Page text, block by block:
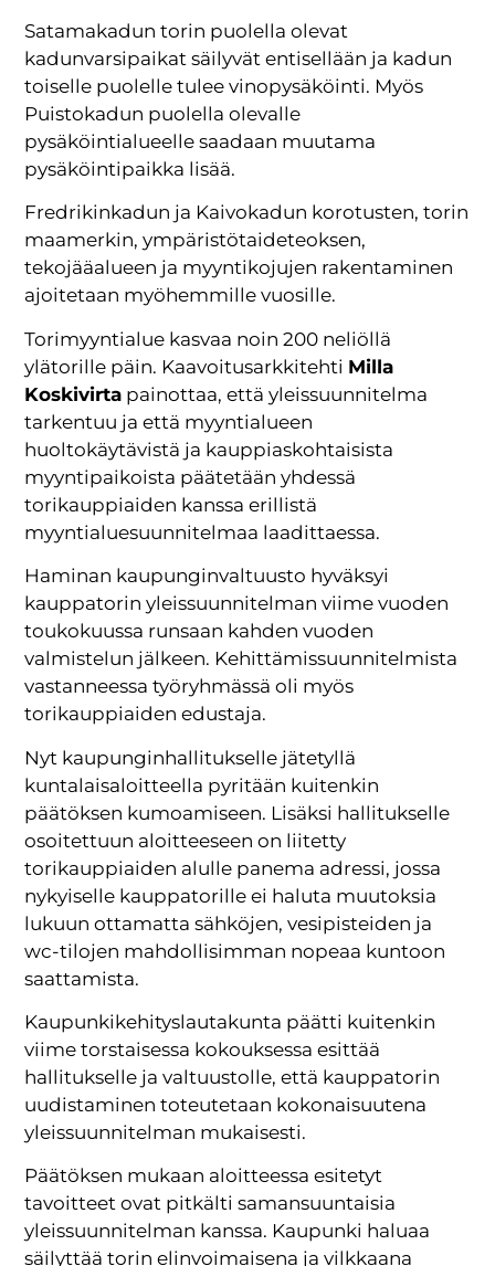
Satamakadun torin puolella olevat
kadunvarsipaikat säilyvät entisellään ja kadun
toiselle puolelle tulee vinopysäköinti. Myös
Puistokadun puolella olevalle
pysäköintialueelle saadaan muutama
pysäköintipaikka lisää.
Fredrikinkadun ja Kaivokadun korotusten, torin
maamerkin, ympäristötaideteoksen,
tekojääalueen ja myyntikojujen rakentaminen
ajoitetaan myöhemmille vuosille.
Torimyyntialue kasvaa noin 200 neliöllä
ylätorille päin. Kaavoitusarkkitehti Milla
Koskivirta painottaa, että yleissuunnitelma
tarkentuu ja että myyntialueen
huoltokäytävistä ja kauppiaskohtaisista
myyntipaikoista päätetään yhdessä
torikauppiaiden kanssa erillistä
myyntialuesuunnitelmaa laadittaessa.
Haminan kaupunginvaltuusto hyväksyi
kauppatorin yleissuunnitelman viime vuoden
toukokuussa runsaan kahden vuoden
valmistelun jälkeen. Kehittämissuunnitelmista
vastanneessa työryhmässä oli myös
torikauppiaiden edustaja.
Nyt kaupunginhallitukselle jätetyllä
kuntalaisaloitteella pyritään kuitenkin
päätöksen kumoamiseen. Lisäksi hallitukselle
osoitettuun aloitteeseen on liitetty
torikauppiaiden alulle panema adressi, jossa
nykyiselle kauppatorille ei haluta muutoksia
lukuun ottamatta sähköjen, vesipisteiden ja
wc-tilojen mahdollisimman nopeaa kuntoon
saattamista.
Kaupunkikehityslautakunta päätti kuitenkin
viime torstaisessa kokouksessa esittää
hallitukselle ja valtuustolle, että kauppatorin
uudistaminen toteutetaan kokonaisuutena
yleissuunnitelman mukaisesti.
Päätöksen mukaan aloitteessa esitetyt
tavoitteet ovat pitkälti samansuuntaisia
yleissuunnitelman kanssa. Kaupunki haluaa
säilyttää torin elinvoimaisena ja vilkkaana